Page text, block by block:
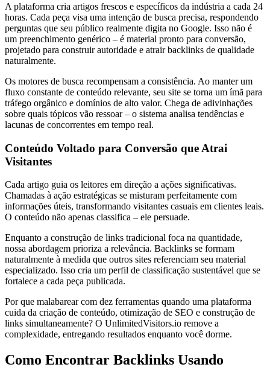
A plataforma cria artigos frescos e específicos da indústria a cada 24
horas. Cada peça visa uma intenção de busca precisa, respondendo
perguntas que seu público realmente digita no Google. Isso não é
um preenchimento genérico – é material pronto para conversão,
projetado para construir autoridade e atrair backlinks de qualidade
naturalmente.
Os motores de busca recompensam a consistência. Ao manter um
fluxo constante de conteúdo relevante, seu site se torna um ímã para
tráfego orgânico e domínios de alto valor. Chega de adivinhações
sobre quais tópicos vão ressoar – o sistema analisa tendências e
lacunas de concorrentes em tempo real.
Conteúdo Voltado para Conversão que Atrai
Visitantes
Cada artigo guia os leitores em direção a ações significativas.
Chamadas à ação estratégicas se misturam perfeitamente com
informações úteis, transformando visitantes casuais em clientes leais.
O conteúdo não apenas classifica – ele persuade.
Enquanto a construção de links tradicional foca na quantidade,
nossa abordagem prioriza a relevância. Backlinks se formam
naturalmente à medida que outros sites referenciam seu material
especializado. Isso cria um perfil de classificação sustentável que se
fortalece a cada peça publicada.
Por que malabarear com dez ferramentas quando uma plataforma
cuida da criação de conteúdo, otimização de SEO e construção de
links simultaneamente? O UnlimitedVisitors.io remove a
complexidade, entregando resultados enquanto você dorme.
Como Encontrar Backlinks Usando